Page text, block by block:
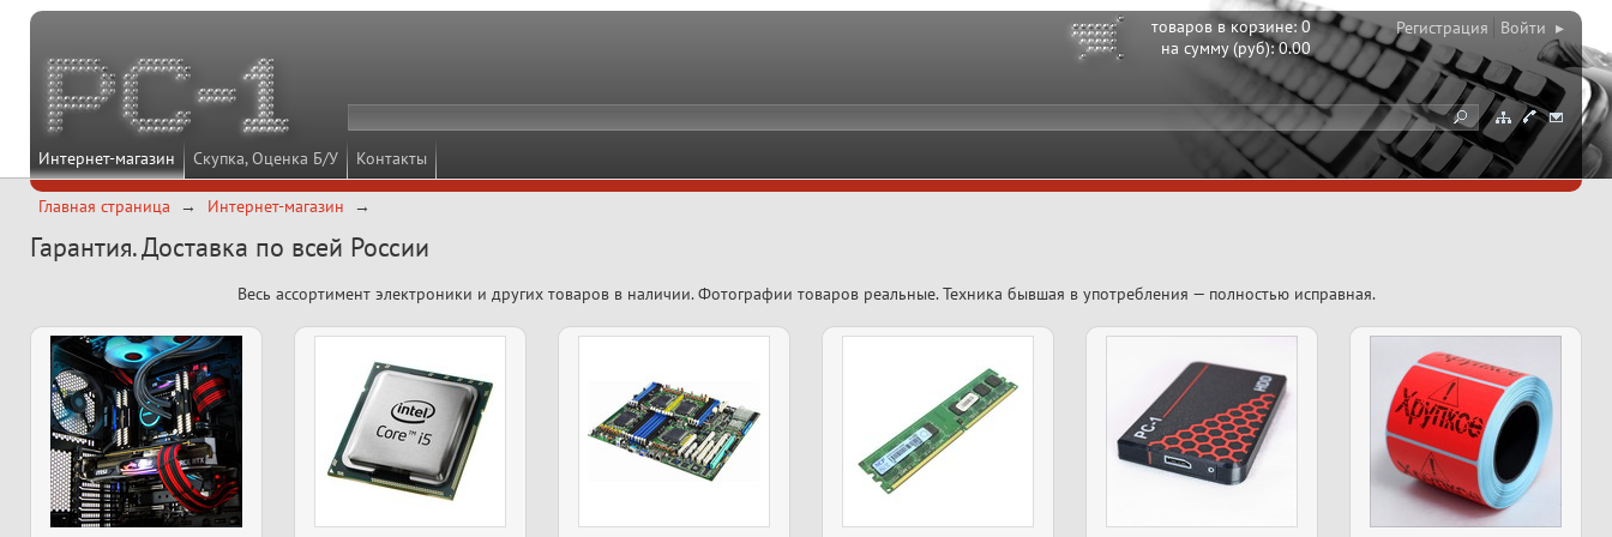
Интернет-магазин Скупка, Оценка Б/У Контакты
товаров в корзине:0
на сумму (руб):0.00
Регистрация Войти ▸
Главная страница Интернет-магазин
Гарантия. Доставка по всей России
Весь ассортимент электроники и других товаров в наличии. Фотографии товаров реальные. Техника бывшая в употребления — полностью исправная.